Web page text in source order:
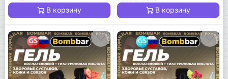
В корзину В корзину